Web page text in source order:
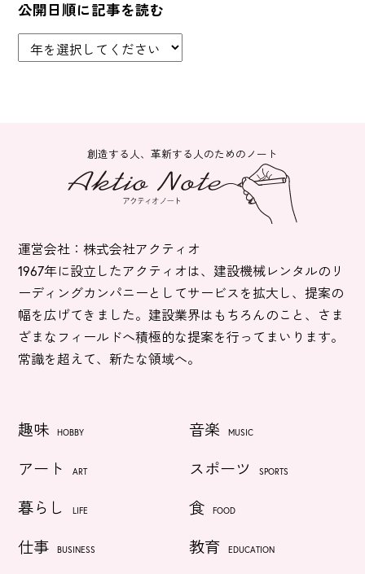
公開日順に記事を読む
創造する人、革新する人のためのノート
運営会社：株式会社アクティオ
1967年に設立したアクティオは、建設機械レンタルのリ
ーディングカンパニーとしてサービスを拡大し、提案の
幅を広げてきました。建設業界はもちろんのこと、さま
ざまなフィールドへ積極的な提案を行ってまいります。
常識を超えて、新たな領域へ。
趣味 HOBBY 音楽 MUSIC
アート ART スポーツ SPORTS
暮らし LIFE 食 FOOD
仕事 BUSINESS 教育 EDUCATION